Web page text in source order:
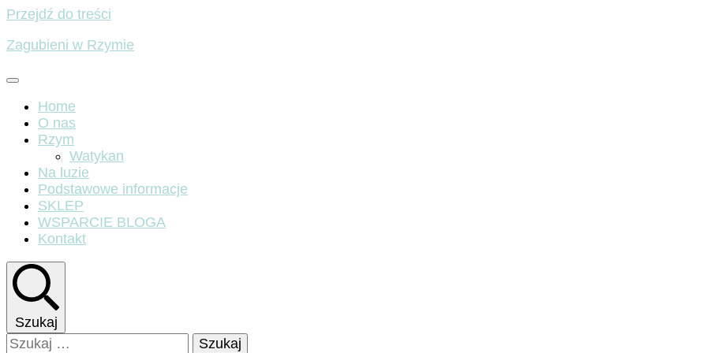
Przejdź do treści
Zagubieni w Rzymie
Home
O nas
Rzym
Watykan
Na luzie
Podstawowe informacje
SKLEP
WSPARCIE BLOGA
Kontakt
Szukaj
Szukaj: